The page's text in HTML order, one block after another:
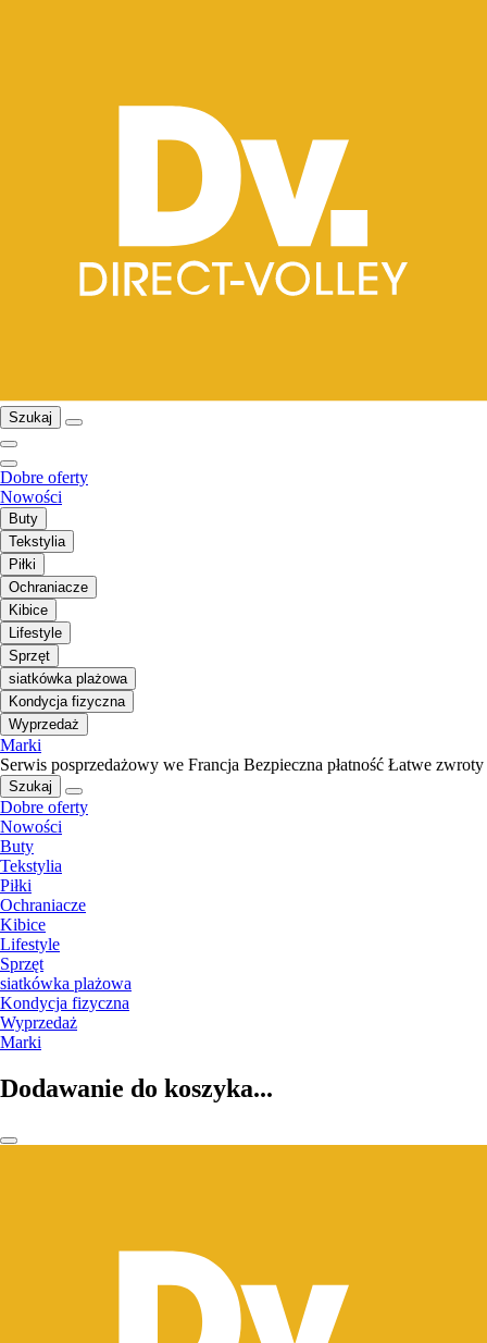
Szukaj
Dobre oferty
Nowości
Buty
Tekstylia
Piłki
Ochraniacze
Kibice
Lifestyle
Sprzęt
siatkówka plażowa
Kondycja fizyczna
Wyprzedaż
Marki
Serwis posprzedażowy we Francja Bezpieczna płatność Łatwe zwroty
Szukaj
Dobre oferty
Nowości
Buty
Tekstylia
Piłki
Ochraniacze
Kibice
Lifestyle
Sprzęt
siatkówka plażowa
Kondycja fizyczna
Wyprzedaż
Marki
Dodawanie do koszyka...